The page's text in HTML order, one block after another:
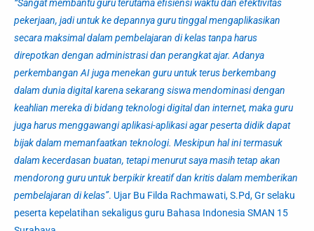
“Sangat membantu guru terutama efisiensi waktu dan efektivitas
pekerjaan, jadi untuk ke depannya guru tinggal mengaplikasikan
secara maksimal dalam pembelajaran di kelas tanpa harus
direpotkan dengan administrasi dan perangkat ajar. Adanya
perkembangan AI juga menekan guru untuk terus berkembang
dalam dunia digital karena sekarang siswa mendominasi dengan
keahlian mereka di bidang teknologi digital dan internet, maka guru
juga harus menggawangi aplikasi-aplikasi agar peserta didik dapat
bijak dalam memanfaatkan teknologi. Meskipun hal ini termasuk
dalam kecerdasan buatan, tetapi menurut saya masih tetap akan
mendorong guru untuk berpikir kreatif dan kritis dalam memberikan
pembelajaran di kelas”. Ujar Bu Filda Rachmawati, S.Pd, Gr selaku
peserta kepelatihan sekaligus guru Bahasa Indonesia SMAN 15